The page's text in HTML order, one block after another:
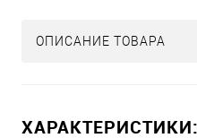
ОПИСАНИЕ ТОВАРА
ХАРАКТЕРИСТИКИ: